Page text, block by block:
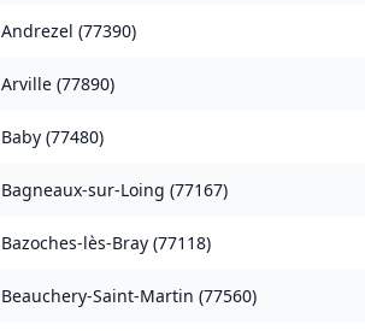
Andrezel (77390)
Arville (77890)
Baby (77480)
Bagneaux-sur-Loing (77167)
Bazoches-lès-Bray (77118)
Beauchery-Saint-Martin (77560)